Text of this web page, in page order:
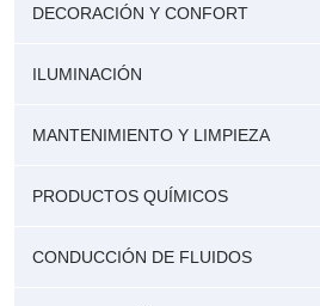
DECORACIÓN Y CONFORT
ILUMINACIÓN
MANTENIMIENTO Y LIMPIEZA
PRODUCTOS QUÍMICOS
CONDUCCIÓN DE FLUIDOS